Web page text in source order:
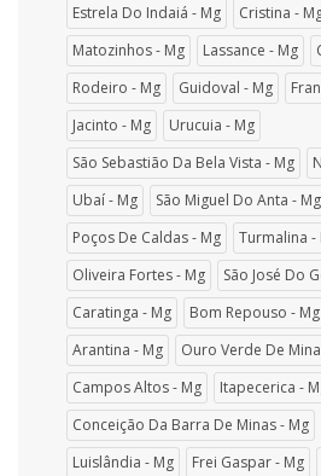
Estrela Do Indaiá - Mg Cristina -
Matozinhos - Mg
Lassance - Mg
Rodeiro - Mg
Guidoval - Mg
Jacinto - Mg
Urucuia - Mg
São Sebastião Da Bela Vista - Mg
Ubaí - Mg
São Miguel Do Anta - Mg
Poços De Caldas - Mg
Turmalina -
Oliveira Fortes - Mg
São José Do
Caratinga - Mg
Bom Repouso - Mg
Arantina - Mg
Ouro Verde De
Campos Altos - Mg
Itapecerica -
Conceição Da Barra De Minas - Mg
Luislândia - Mg
Frei Gaspar - Mg